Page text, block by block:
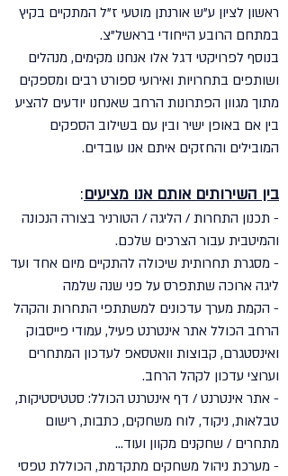
ראשון לציון ע"ש אורנתן מוטעי ז"ל המתקיים בקיץ
במתחם הרובע הייחודי בראשל"צ.
בנוסף לפרויקטי דגל אלו אנחנו מקימים, מנהלים
ושותפים בתחרויות ואירועי ספורט רבים ומספקים
מתוך מגוון הפתרונות הרחב שאנחנו יודעים להציע
בין אם באופן ישיר ובין עם בשילוב הספקים
המובילים והחזקים איתם אנו עובדים.
בין השירותים אותם אנו מציעים:
- תכנון התחרות / הליגה / הטורניר בצורה הנכונה
והמיטבית עבור הצרכים שלכם.
- מסגרת תחרותית שיכולה להתקיים מיום אחד ועד
ליגה ארוכה שתתפרס על פני שנה שלמה
- הקמת מערך עדכונים למשתתפי התחרות והקהל
הרחב הכולל אתר אינטרנט פעיל, עמודי פייסבוק
ואינסטגרם, קבוצות וואטסאפ לעדכון המתחרים
וערוצי עדכון לקהל הרחב.
- אתר אינטרנט / דף אינטרנט הכולל: סטטיסטיקות,
טבלאות, ניקוד, לוח משחקים, כתבות, רישום
מתחרים / שחקנים מקוון ועוד...
- מערכת ניהול משחקים מתקדמת, הכוללת טפסי